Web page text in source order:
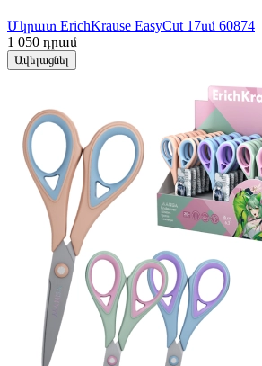
Մկրատ ErichKrause EasyCut 17սմ 60874
1 050 դրամ
Ավելացնել